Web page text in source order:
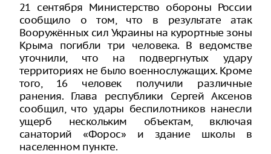
21 сентября Министерство обороны России
сообщило о том, что в результате атак
Вооружённых сил Украины на курортные зоны
Крыма погибли три человека. В ведомстве
уточнили, что на подвергнутых удару
территориях не было военнослужащих. Кроме
того, 16 человек получили различные
ранения. Глава республики Сергей Аксенов
сообщил, что удары беспилотников нанесли
ущерб нескольким объектам, включая
санаторий «Форос» и здание школы в
населенном пункте.